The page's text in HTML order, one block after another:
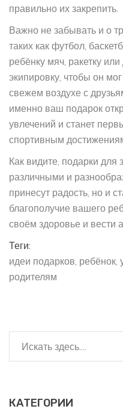
правильно их закрепить.
Важно не забывать и о
таких как футбол,
ребёнку мяч, ракетку
экипировку, чтобы он
свежем воздухе с
именно ваш подарок
увлечений и станет
спортивным
Как видите, подарки для
различными и
принесут радость, но и
благополучие вашего
своём здоровье и вести
Теги:
идеи подарков ребёнок
родителям
КАТЕГОРИИ